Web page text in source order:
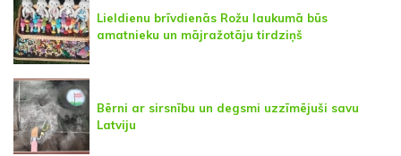
Lieldienu brīvdienās Rožu laukumā būs
amatnieku un mājražotāju tirdziņš
Bērni ar sirsnību un degsmi uzzīmējuši savu
Latviju